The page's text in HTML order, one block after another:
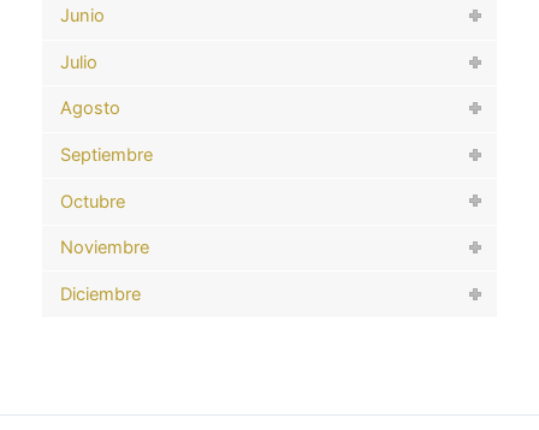
Junio
Julio
Agosto
Septiembre
Octubre
Noviembre
Diciembre